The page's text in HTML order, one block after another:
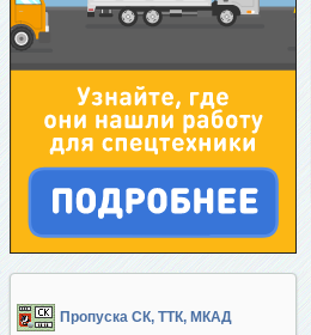
Пропуска СК, ТТК, МКАД